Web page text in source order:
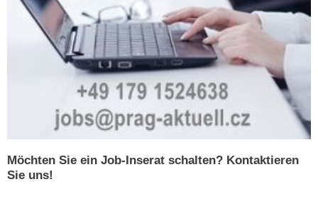
Möchten Sie ein Job-Inserat schalten? Kontaktieren
Sie uns!